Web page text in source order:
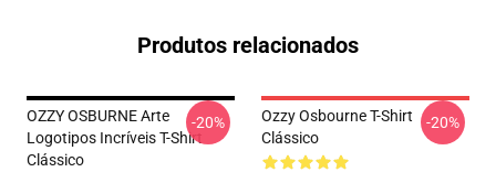
Produtos relacionados
OZZY OSBURNE Arte
Logotipos Incríveis T-Shirt
Clássico
-20%
Ozzy Osbourne T-Shirt
Clássico
-20%